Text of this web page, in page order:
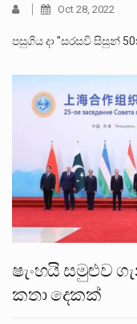
Oct 28, 2022
පසුගිය දා "සරසවි සිසුන්
ෂැංහයි සමුළුව
කතා දෙකක්